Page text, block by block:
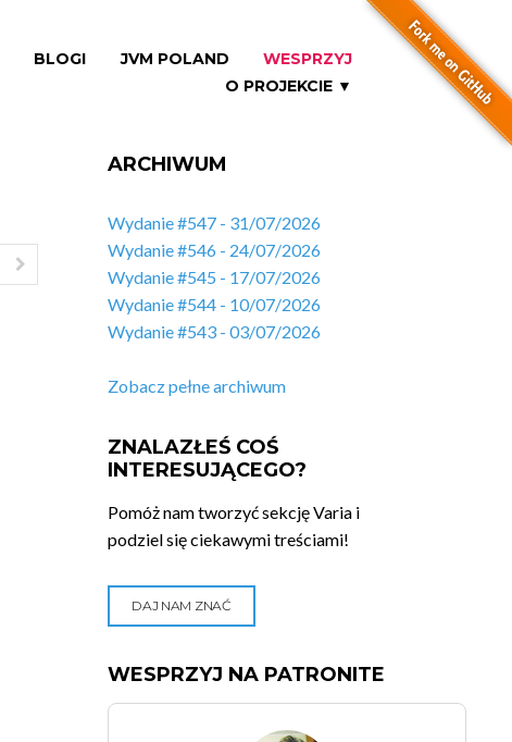
BLOGI JVM POLAND
WESPRZYJ
O PROJEKCIE ▼
ARCHIWUM
Wydanie #547 - 31/07/2026
Wydanie #546 - 24/07/2026
Wydanie #545 - 17/07/2026
Wydanie #544 - 10/07/2026
Wydanie #543 - 03/07/2026
Zobacz pełne archiwum
ZNALAZŁEŚ COŚ
INTERESUJĄCEGO?
Pomóż nam tworzyć sekcję Varia i
podziel się ciekawymi treściami!
DAJ NAM ZNAĆ
WESPRZYJ NA PATRONITE